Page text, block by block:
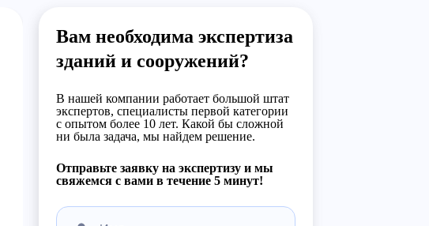
Вам необходима экспертиза
зданий и сооружений?
В нашей компании работает большой штат
экспертов, специалисты первой категории
с опытом более 10 лет. Какой бы сложной
ни была задача, мы найдем решение.
Отправьте заявку на экспертизу и мы
свяжемся с вами в течение 5 минут!